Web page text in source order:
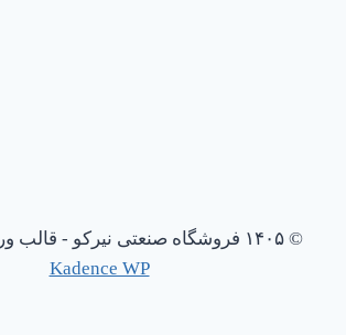
© ۱۴۰۵ فروشگاه صنعتی نیرکو - قالب وردپرس توسط
Kadence WP